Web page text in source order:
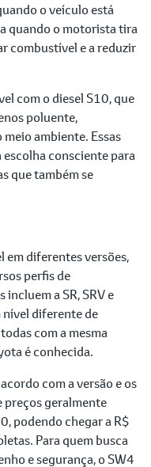
o veículo está
quando o motorista tira
combustível e a reduzir
com o diesel S10, que
poluente,
ambiente. Essas
consciente para
que também se
em diferentes versões,
perfis de
a SR, SRV e
nível diferente de
com a mesma
é conhecida.
com a versão e os
preços geralmente
podendo chegar a R$
Para quem busca
e segurança, o SW4